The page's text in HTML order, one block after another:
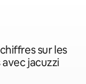
sur les
jacuzzi